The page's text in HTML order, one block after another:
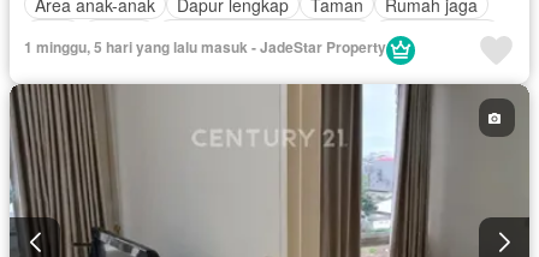
Kolam renang
1 minggu, 5 hari yang lalu masuk - JadeStar Property